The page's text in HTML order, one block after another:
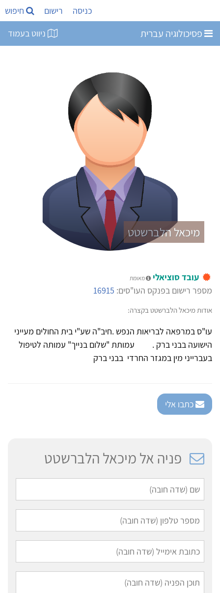
כניסה רישום חיפוש
פסיכולוגיה עברית ניווט בעמוד
מיכאל הלברשטט
עובד סוציאלי מאומת
מספר רישום בפנקס העו"סים: 16915
אודות מיכאל הלברשטט בקצרה:
עו"ס במרפאה לבריאות הנפש .חיב"ה שע"י בית החולים מעייני
הישועה בבני ברק . עמותת "שלום בנייך" עמותה לטיפול
בעברייני מין במגזר החרדי בבני ברק
כתבו אלי
פניה אל מיכאל הלברשטט